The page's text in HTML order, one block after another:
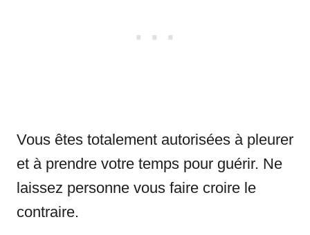
Vous êtes totalement autorisées à pleurer
et à prendre votre temps pour guérir. Ne
laissez personne vous faire croire le
contraire.